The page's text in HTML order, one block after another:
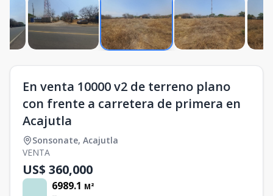
En venta 10000 v2 de terreno plano
con frente a carretera de primera en
Acajutla
Sonsonate, Acajutla
VENTA
US$ 360,000
6989.1 M²